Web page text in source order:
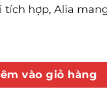
hợp, Alia
vào giỏ hàng